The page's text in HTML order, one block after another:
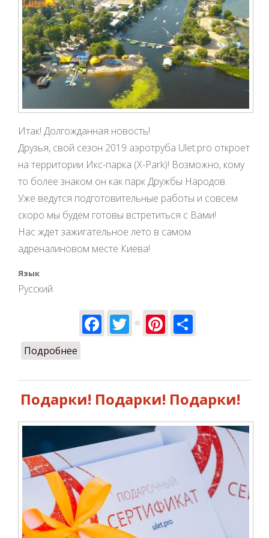
Итак! Долгожданная новость!
Друзья, свой сезон 2019 аэротруба Ulet.pro откроет
на территории Икс-парка (X-Park)! Возможно, кому
то более знаком он как парк Дружбы Народов.
Уже ведутся подготовительные работы и совсем
скоро мы будем готовы встретиться с Вами!
Нас ждет зажигательное лето в самом
адреналиновом месте Киева!
Язык
Русский
Facebook
TwitterPinterest
Подробнее
Подарки! Подарки! Подарки!